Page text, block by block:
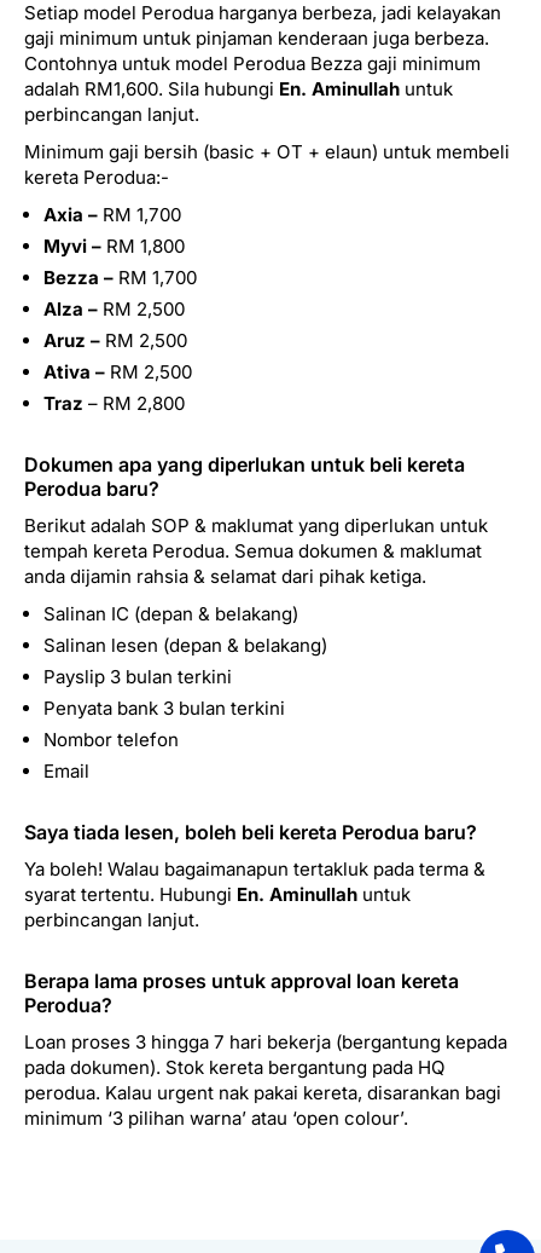
Setiap model Perodua harganya berbeza, jadi kelayakan
gaji minimum untuk pinjaman kenderaan juga berbeza.
Contohnya untuk model Perodua Bezza gaji minimum
adalah RM1,600. Sila hubungi En. Aminullah untuk
perbincangan lanjut.
Minimum gaji bersih (basic + OT + elaun) untuk membeli
kereta Perodua:-
Axia – RM 1,700
Myvi – RM 1,800
Bezza – RM 1,700
Alza – RM 2,500
Aruz – RM 2,500
Ativa – RM 2,500
Traz – RM 2,800
Dokumen apa yang diperlukan untuk beli kereta
Perodua baru?
Berikut adalah SOP & maklumat yang diperlukan untuk
tempah kereta Perodua. Semua dokumen & maklumat
anda dijamin rahsia & selamat dari pihak ketiga.
Salinan IC (depan & belakang)
Salinan lesen (depan & belakang)
Payslip 3 bulan terkini
Penyata bank 3 bulan terkini
Nombor telefon
Email
Saya tiada lesen, boleh beli kereta Perodua baru?
Ya boleh! Walau bagaimanapun tertakluk pada terma &
syarat tertentu. Hubungi En. Aminullah untuk
perbincangan lanjut.
Berapa lama proses untuk approval loan kereta
Perodua?
Loan proses 3 hingga 7 hari bekerja (bergantung kepada
pada dokumen). Stok kereta bergantung pada HQ
perodua. Kalau urgent nak pakai kereta, disarankan bagi
minimum ‘3 pilihan warna’ atau ‘open colour’.